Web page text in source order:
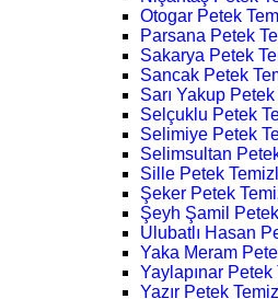
Otogar Petek
Parsana Petek
Sakarya Petek
Sancak Petek
Sarı Yakup
Selçuklu Petek
Selimiye Petek
Selimsultan
Sille Petek
Şeker Petek
Şeyh Şamil
Ulubatlı Hasan
Yaka Meram
Yaylapınar
Yazır Petek